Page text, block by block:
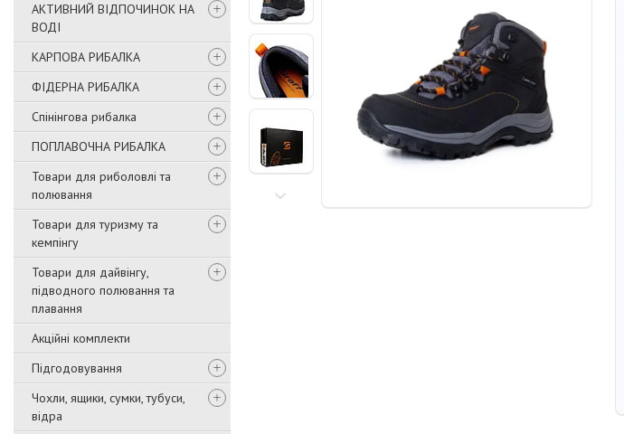
АКТИВНИЙ ВІДПОЧИНОК НА
ВОДІ
КАРПОВА РИБАЛКА
ФІДЕРНА РИБАЛКА
Спінінгова рибалка
ПОПЛАВОЧНА РИБАЛКА
Товари для риболовлі та
полювання
Товари для туризму та
кемпінгу
Товари для дайвінгу,
підводного полювання та
плавання
Акційні комплекти
Підгодовування
Чохли, ящики, сумки, тубуси,
відра